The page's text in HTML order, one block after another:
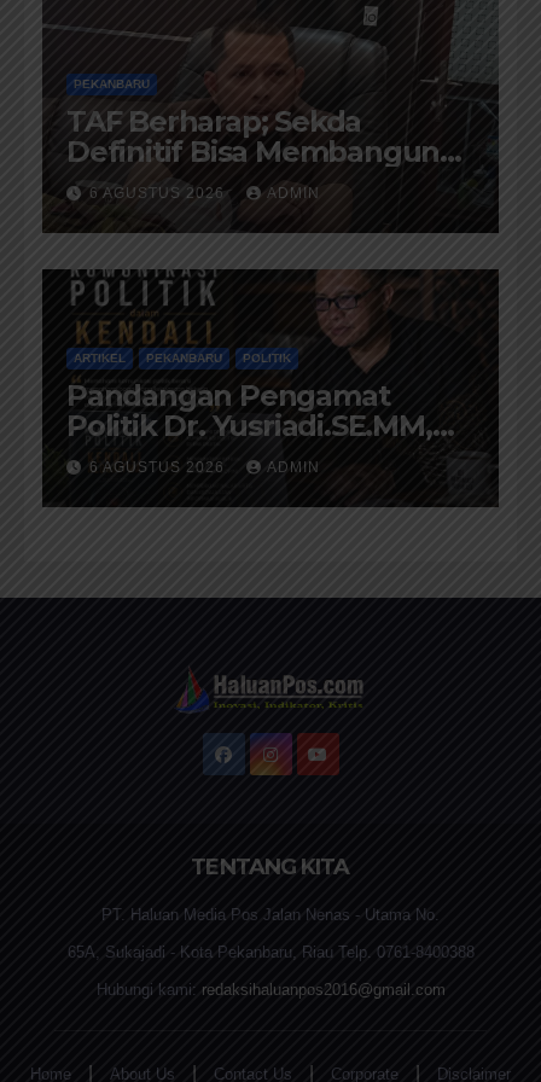
PEKANBARU
TAF Berharap; Sekda
Definitif Bisa Membangun
Komunikasi Antara
Eksekutif dan Legislatif
6 AGUSTUS 2026 ADMIN
ARTIKEL PEKANBARU POLITIK
Pandangan Pengamat
Politik Dr. Yusriadi.SE.MM,
Tentang Buku Dr. (Cand)
Liza Fitriani S. Kom M. Ikom
6 AGUSTUS 2026 ADMIN
TENTANG KITA
PT. Haluan Media Pos Jalan Nenas - Utama No.
65A, Sukajadi - Kota Pekanbaru, Riau Telp. 0761-8400388
Hubungi kami: redaksihaluanpos2016@gmail.com
Home About Us Contact Us Corporate Disclaimer